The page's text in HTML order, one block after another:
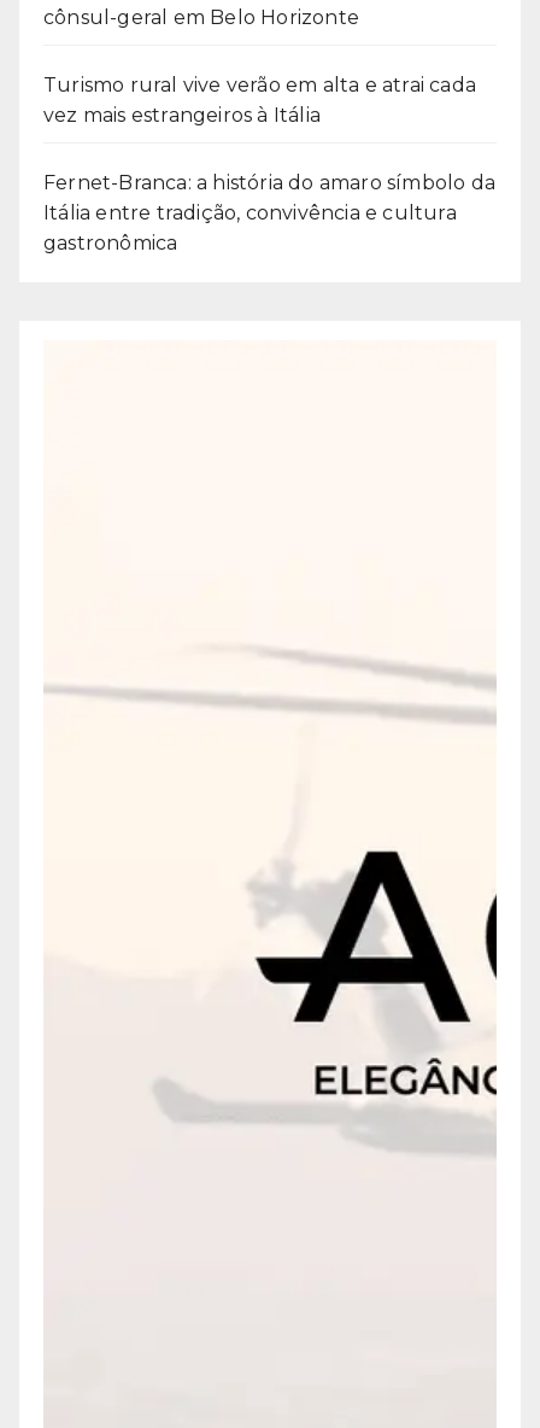
cônsul-geral em Belo Horizonte
Turismo rural vive verão em alta e atrai cada
vez mais estrangeiros à Itália
Fernet-Branca: a história do amaro símbolo da
Itália entre tradição, convivência e cultura
gastronômica